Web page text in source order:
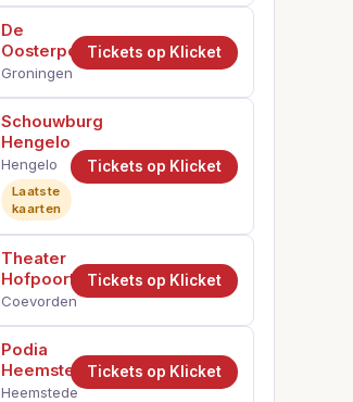
De
Oosterpoort
Groningen
Tickets op Klicket
Schouwburg
Hengelo
Hengelo
Laatste
kaarten
Tickets op Klicket
Theater
Hofpoort
Coevorden
Tickets op Klicket
Podia
Heemstede
Heemstede
Tickets op Klicket